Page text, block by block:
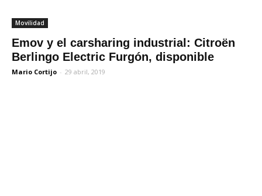
Movilidad
Emov y el carsharing industrial: Citroën
Berlingo Electric Furgón, disponible
Mario Cortijo - 29 abril, 2019